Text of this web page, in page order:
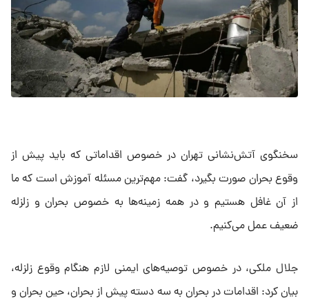
سخنگوی آتش‌نشانی تهران در خصوص اقداماتی که باید پیش از
وقوع بحران صورت بگیرد، گفت: مهم‌ترین مسئله آموزش است که ما
از آن غافل هستیم و در همه زمینه‌ها به خصوص بحران و زلزله
ضعیف عمل می‌کنیم.
جلال ملکی، در خصوص توصیه‌های ایمنی لازم هنگام وقوع زلزله،
بیان کرد: اقدامات در بحران به سه دسته پیش از بحران، حین بحران و